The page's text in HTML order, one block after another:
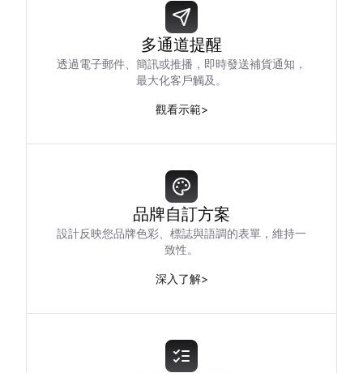
多通道提醒
透過電子郵件、簡訊或推播，即時發送補貨通知，
最大化客戶觸及。
觀看示範>
品牌自訂方案
設計反映您品牌色彩、標誌與語調的表單，維持一
致性。
深入了解>